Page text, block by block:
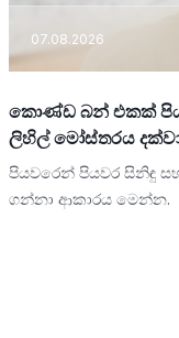
07.08.2026
කොණ්ඩ බන් එකක්
ලිහිල් මෝස්තරය
පියවරෙන් පියවර සිනිඳු
ගන්නා ආකාරය මෙන්න.